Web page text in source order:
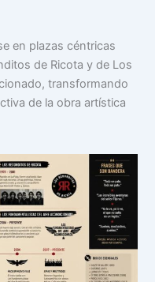
en plazas céntricas
de Ricota y de Los
transformando
de la obra artística